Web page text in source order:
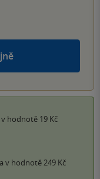
v hodnotě 19 Kč
v hodnotě 249 Kč